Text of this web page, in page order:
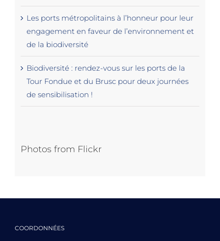
Les ports métropolitains à l’honneur pour leur
engagement en faveur de l’environnement et
de la biodiversité
Biodiversité : rendez-vous sur les ports de la
Tour Fondue et du Brusc pour deux journées
de sensibilisation !
Photos from Flickr
COORDONNÉES